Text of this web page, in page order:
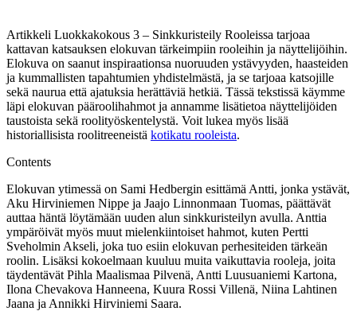
Artikkeli Luokkakokous 3 – Sinkkuristeily Rooleissa tarjoaa
kattavan katsauksen elokuvan tärkeimpiin rooleihin ja näyttelijöihin.
Elokuva on saanut inspiraationsa nuoruuden ystävyyden, haasteiden
ja kummallisten tapahtumien yhdistelmästä, ja se tarjoaa katsojille
sekä naurua että ajatuksia herättäviä hetkiä. Tässä tekstissä käymme
läpi elokuvan pääroolihahmot ja annamme lisätietoa näyttelijöiden
taustoista sekä roolityöskentelystä. Voit lukea myös lisää
historiallisista roolitreeneistä kotikatu rooleista.
Contents
Elokuvan ytimessä on Sami Hedbergin esittämä Antti, jonka ystävät,
Aku Hirviniemen Nippe ja Jaajo Linnonmaan Tuomas, päättävät
auttaa häntä löytämään uuden alun sinkkuristeilyn avulla. Anttia
ympäröivät myös muut mielenkiintoiset hahmot, kuten Pertti
Sveholmin Akseli, joka tuo esiin elokuvan perhesiteiden tärkeän
roolin. Lisäksi kokoelmaan kuuluu muita vaikuttavia rooleja, joita
täydentävät Pihla Maalismaa Pilvenä, Antti Luusuaniemi Kartona,
Ilona Chevakova Hanneena, Kuura Rossi Villenä, Niina Lahtinen
Jaana ja Annikki Hirviniemi Saara.